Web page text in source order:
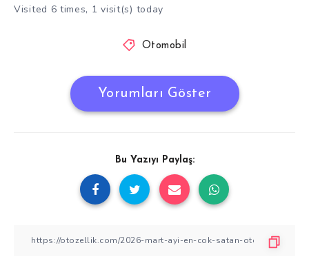
Visited 6 times, 1 visit(s) today
Otomobil
Yorumları Göster
Bu Yazıyı Paylaş: